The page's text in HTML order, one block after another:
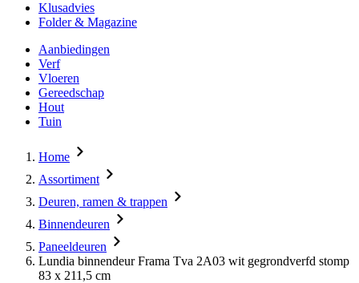
Klusadvies
Folder & Magazine
Aanbiedingen
Verf
Vloeren
Gereedschap
Hout
Tuin
Home
Assortiment
Deuren, ramen & trappen
Binnendeuren
Paneeldeuren
Lundia binnendeur Frama Tva 2A03 wit gegrondverfd stomp
83 x 211,5 cm